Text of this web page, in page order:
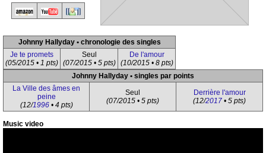
Johnny Hallyday • chronologie des singles
Je te promets
(05/2015 • 1 pts)
Seul
(07/2015 • 5 pts)
De l'amour
(10/2015 • 8 pts)
Johnny Hallyday • singles par points
La Ville des âmes en
peine
(12/1996• 4 pts)
Seul
(07/2015 • 5 pts)
Derrière l'amour
(12/2017 • 5 pts)
Music video